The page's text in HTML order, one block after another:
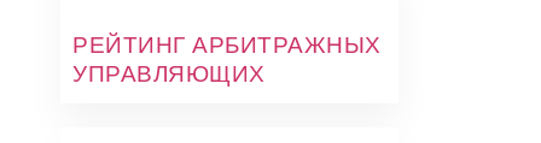
РЕЙТИНГ АРБИТРАЖНЫХ
УПРАВЛЯЮЩИХ